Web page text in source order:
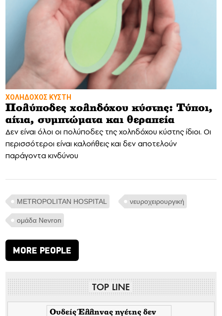
ΧΟΛΗΔΟΧΟΣ ΚΥΣΤΗ
Πολύποδες χοληδόχου κύστης: Τύποι,
αίτια, συμπτώματα και θεραπεία
Δεν είναι όλοι οι πολύποδες της χοληδόχου κύστης ίδιοι. Οι
περισσότεροι είναι καλοήθεις και δεν αποτελούν
παράγοντα κινδύνου
METROPOLITAN HOSPITAL νευροχειρουργική
ομάδα Nevron
MORE PEOPLE
TOP LINE
Ουδείς Έλληνας ηγέτης δεν